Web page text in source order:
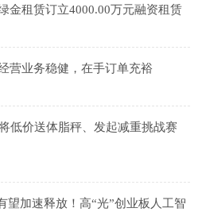
金租赁订立4000.00万元融资租赁
营业务稳健，在手订单充裕
低价送体脂秤、发起减重挑战赛
望加速释放！高“光”创业板人工智